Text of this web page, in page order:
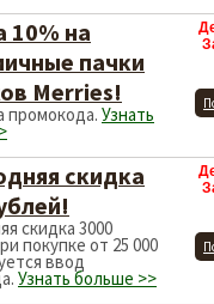
10% на
пачки
Merries!
промокода. Узнать
скидка
скидка 3000
покупке от 25 000
ввод
Узнать больше >>